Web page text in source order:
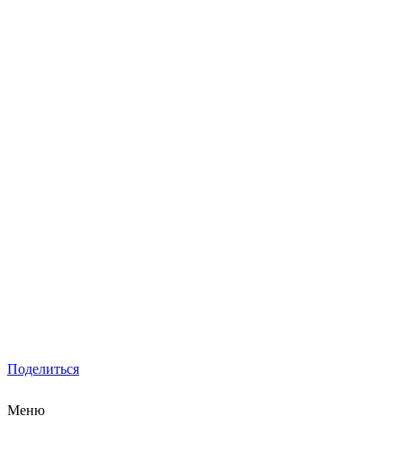
Поделиться
Меню